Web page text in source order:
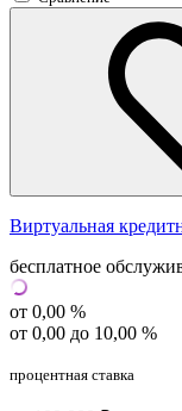
Виртуальная
бесплатное
от 0,00 %
от 0,00 до 10,00 %
процентная ставка